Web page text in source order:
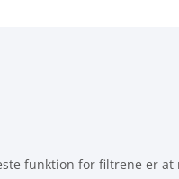
funktion for filtrene er